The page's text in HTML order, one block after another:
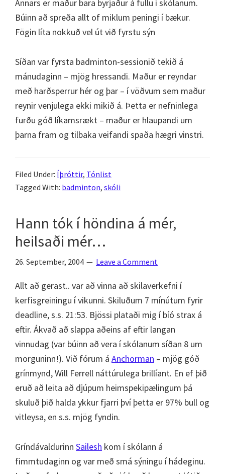
Annars er maður bara byrjaður á fullu í skólanum.
Búinn að spreða allt of miklum peningi í bækur.
Fögin líta nokkuð vel út við fyrstu sýn
Síðan var fyrsta badminton-sessionið tekið á
mánudaginn – mjög hressandi. Maður er reyndar
með harðsperrur hér og þar – í vöðvum sem maður
reynir venjulega ekki mikið á. Þetta er nefninlega
furðu góð líkamsrækt – maður er hlaupandi um
þarna fram og tilbaka veifandi spaða hægri vinstri.
Filed Under: Íþróttir, Tónlist
Tagged With: badminton, skóli
Hann tók í höndina á mér,
heilsaði mér…
26. September, 2004 Leave a Comment
Allt að gerast.. var að vinna að skilaverkefni í
kerfisgreiningu í vikunni. Skiluðum 7 mínútum fyrir
deadline, s.s. 21:53. Bjössi plataði mig í bíó strax á
eftir. Ákvað að slappa aðeins af eftir langan
vinnudag (var búinn að vera í skólanum síðan 8 um
morguninn!). Við fórum á Anchorman – mjög góð
grínmynd, Will Ferrell náttúrulega brillíant. En ef þið
eruð að leita að djúpum heimspekipælingum þá
skuluð þið halda ykkur fjarri því þetta er 97% bull og
vitleysa, en s.s. mjög fyndin.
Gríndávaldurinn Sailesh kom í skólann á
fimmtudaginn og var með smá sýningu í hádeginu.